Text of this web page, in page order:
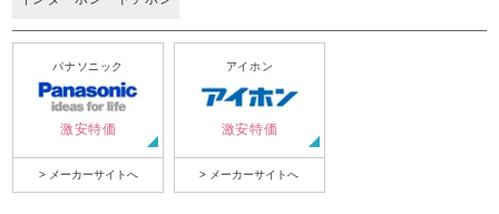
パナソニック
激安特価
> メーカーサイトへ
アイホン
激安特価
> メーカーサイトへ